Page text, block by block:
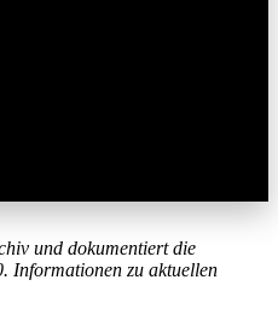
– Wie systemische und
zu einem lebenswerten
Welt beitragen.
und dokumentiert die
Informationen zu aktuellen